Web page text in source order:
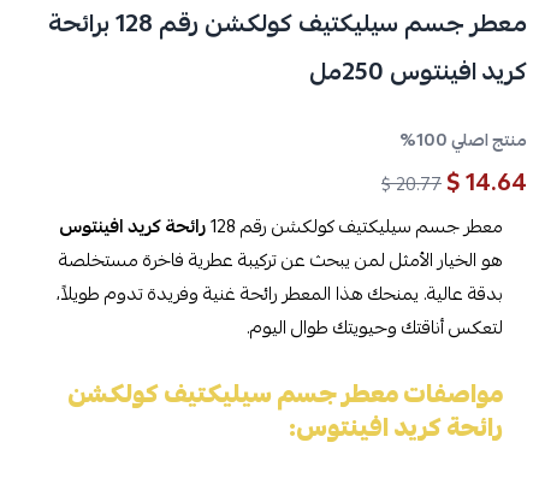
معطر جسم سيليكتيف كولكشن رقم 128 برائحة
كريد افينتوس 250مل
منتج اصلي 100%
14.64 $
20.77 $
معطر جسم سيليكتيف كولكشن رقم 128
رائحة كريد افينتوس
هو الخيار الأمثل لمن يبحث عن تركيبة عطرية فاخرة مستخلصة
بدقة عالية. يمنحك هذا المعطر رائحة غنية وفريدة تدوم طويلاً،
لتعكس أناقتك وحيويتك طوال اليوم.
مواصفات معطر جسم سيليكتيف كولكشن
رائحة كريد افينتوس: